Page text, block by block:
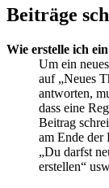
Beiträge
Wie erstelle ich
Um ein
auf „Neues
antworten,
dass eine
Beitrag
am Ende der
„Du darfst
erstellen“